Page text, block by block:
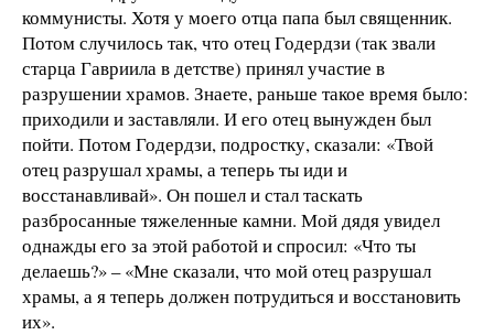
коммунисты. Хотя у моего отца папа был священник.
Потом случилось так, что отец Годердзи (так звали
старца Гавриила в детстве) принял участие в
разрушении храмов. Знаете, раньше такое время было:
приходили и заставляли. И его отец вынужден был
пойти. Потом Годердзи, подростку, сказали: «Твой
отец разрушал храмы, а теперь ты иди и
восстанавливай». Он пошел и стал таскать
разбросанные тяжеленные камни. Мой дядя увидел
однажды его за этой работой и спросил: «Что ты
делаешь?» – «Мне сказали, что мой отец разрушал
храмы, а я теперь должен потрудиться и восстановить
их».